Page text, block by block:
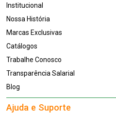
Institucional
Nossa História
Marcas Exclusivas
Catálogos
Trabalhe Conosco
Transparência Salarial
Blog
Ajuda e Suporte